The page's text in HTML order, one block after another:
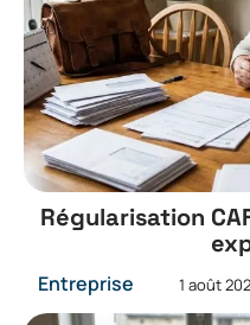
Régularisation
Entreprise 1 août